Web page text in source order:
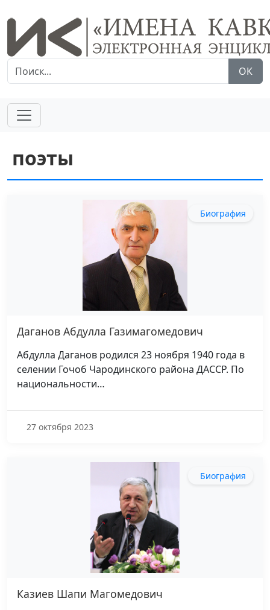
ОК
поэты
Биография
Даганов Абдулла Газимагомедович
Абдулла Даганов родился 23 ноября 1940 года в
селении Гочоб Чародинского района ДАССР. По
национальности…
27 октября 2023
Биография
Казиев Шапи Магомедович